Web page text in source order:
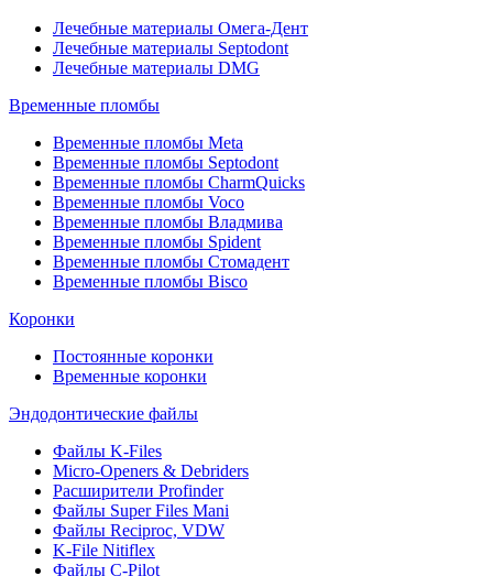
Лечебные материалы Омега-Дент
Лечебные материалы Septodont
Лечебные материалы DMG
Временные пломбы
Временные пломбы Meta
Временные пломбы Septodont
Временные пломбы CharmQuicks
Временные пломбы Voco
Временные пломбы Владмива
Временные пломбы Spident
Временные пломбы Стомадент
Временные пломбы Bisco
Коронки
Постоянные коронки
Временные коронки
Эндодонтические файлы
Файлы K-Files
Micro-Openers & Debriders
Расширители Profinder
Файлы Super Files Mani
Файлы Reciproc, VDW
K-File Nitiflex
Файлы C-Pilot